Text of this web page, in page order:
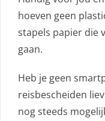
hoeven geen
stapels papier die
gaan.
Heb je geen
reisbescheiden
nog steeds